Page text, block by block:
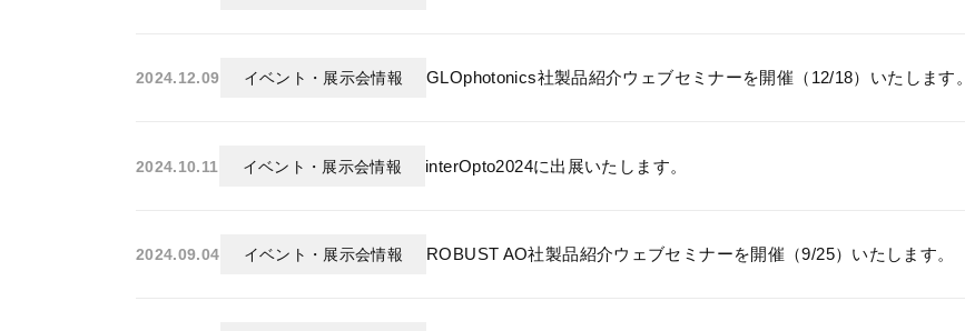
2024.12.09 イベント・展示会情報 GLOphotonics社製品紹介ウェブセミナーを開催（12/18）いたします。
2024.10.11 イベント・展示会情報 interOpto2024に出展いたします。
2024.09.04 イベント・展示会情報 ROBUST AO社製品紹介ウェブセミナーを開催（9/25）いたします。